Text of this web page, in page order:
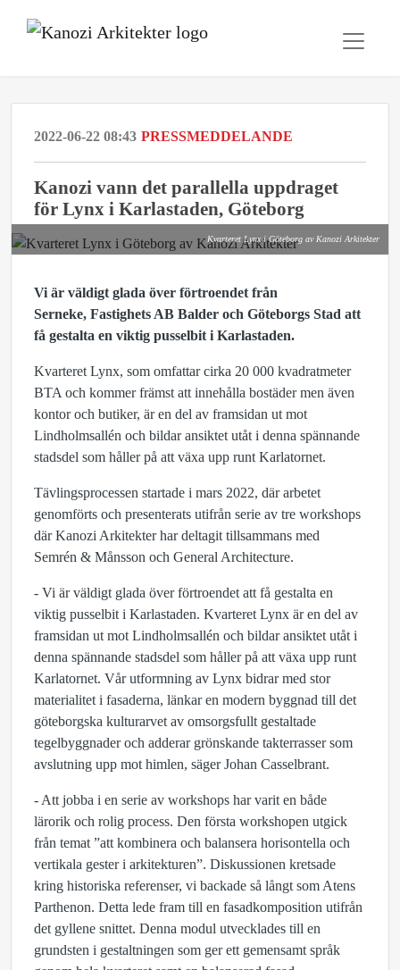
2022-06-22 08:43 PRESSMEDDELANDE
Kanozi vann det parallella uppdraget
för Lynx i Karlastaden, Göteborg
Kvarteret Lynx i Göteborg av Kanozi Arkitekter
Vi är väldigt glada över förtroendet från
Serneke, Fastighets AB Balder och Göteborgs Stad att
få gestalta en viktig pusselbit i Karlastaden.
Kvarteret Lynx, som omfattar cirka 20 000 kvadratmeter
BTA och kommer främst att innehålla bostäder men även
kontor och butiker, är en del av framsidan ut mot
Lindholmsallén och bildar ansiktet utåt i denna spännande
stadsdel som håller på att växa upp runt Karlatornet.
Tävlingsprocessen startade i mars 2022, där arbetet
genomförts och presenterats utifrån serie av tre workshops
där Kanozi Arkitekter har deltagit tillsammans med
Semrén & Månsson och General Architecture.
- Vi är väldigt glada över förtroendet att få gestalta en
viktig pusselbit i Karlastaden. Kvarteret Lynx är en del av
framsidan ut mot Lindholmsallén och bildar ansiktet utåt i
denna spännande stadsdel som håller på att växa upp runt
Karlatornet. Vår utformning av Lynx bidrar med stor
materialitet i fasaderna, länkar en modern byggnad till det
göteborgska kulturarvet av omsorgsfullt gestaltade
tegelbyggnader och adderar grönskande takterrasser som
avslutning upp mot himlen, säger Johan Casselbrant.
- Att jobba i en serie av workshops har varit en både
lärorik och rolig process. Den första workshopen utgick
från temat ”att kombinera och balansera horisontella och
vertikala gester i arkitekturen”. Diskussionen kretsade
kring historiska referenser, vi backade så långt som Atens
Parthenon. Detta lede fram till en fasadkomposition utifrån
det gyllene snittet. Denna modul utvecklades till en
grundsten i gestaltningen som ger ett gemensamt språk